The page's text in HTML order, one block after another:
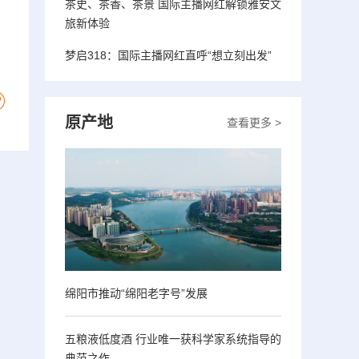
茶史、茶香、茶景 国际主播网红解锁雅安文
旅新体验
梦启318：国际主播网红直呼“想立刻出发”
查看更多 >
原产地
绵阳市推动“绵阳老字号”发展
五粮液低度酒 行业唯一获科学家系统指导的